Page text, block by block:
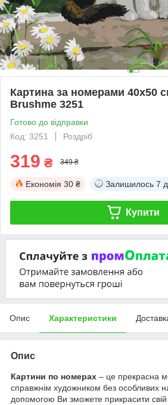
Картина за номерами 40х50
Brushme 3251
Готово до відправки
Код: 3251
Роздріб
319 ₴ 349 ₴
Економія 30 ₴ Залишилось 7
Купити
Опис Характеристики
Опис
Картини по номерах – це прекрасна
справжнім художником без особливих
допомогою Ви зможете прикрасити